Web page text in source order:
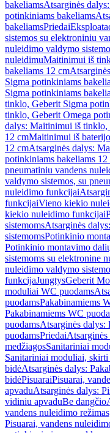
bakeliamsAtsarginės
potinkiniams bakeliams
bakeliamsPriedai
sistemos su elektroniniu
nuleidimo valdymo
nuleidimuMaitinimui iš
bakeliams 12 cm
Sigma potinkiniams
Sigma potinkiniams
tinklo, Geberit Sigma
tinklo, Geberit Omega
dalys: Maitinimui iš tinklo,
12 cmMaitinimui iš
12 cmAtsarginės dalys:
potinkiniams bakeliams 12
pneumatiniu vandens
valdymo sistemos, su
nuleidimo funkcijai
funkcijaiVieno kiekio
kiekio nuleidimo funkcijai
sistemomsAtsarginės
sistemomsPotinkinio
Potinkinio montavimo
sistemoms su elektronine
nuleidimo valdymo
funkcijaJungtysGeberit
moduliai WC puodams
puodamsPakabinamiems
Pakabinamiems WC
puodamsAtsarginės dalys:
puodamsPriedai
medžiagosSanitariniai
Sanitariniai moduliai, skirti
bidėAtsarginės dalys:
bidėPisuaraiPisuarai,
apvaduAtsarginės dalys:
vidiniu apvaduBe dangčio
vandens nuleidimo
Pisuarai, vandens